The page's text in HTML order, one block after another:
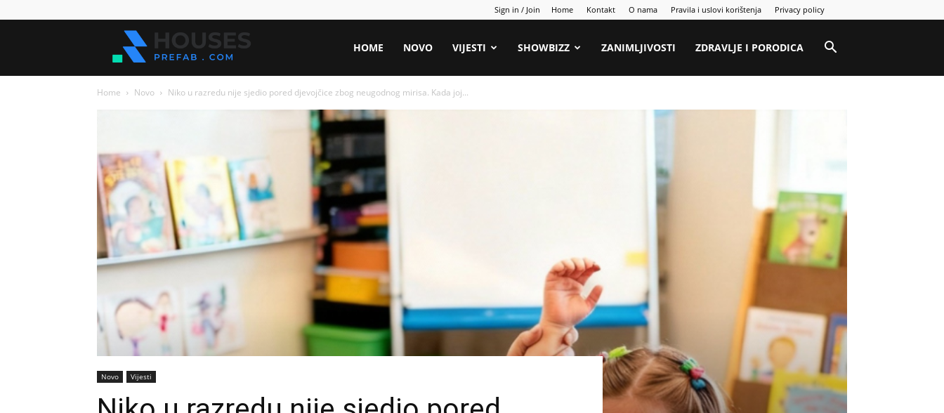
Sign in / Join Home Kontakt O nama Pravila i uslovi korištenja Privacy policy
HOME NOVO VIJESTI SHOWBIZZ ZANIMLJIVOSTI ZDRAVLJE I PORODICA
Home Novo Niko u razredu nije sjedio pored djevojčice zbog neugodnog mirisa. Kada joj...
Novo Vijesti